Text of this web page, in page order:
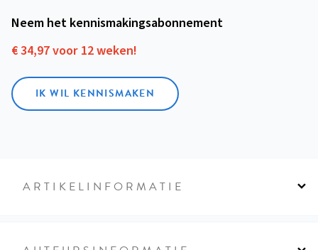
Neem het kennismakings­abonnement
€ 34,97 voor 12 weken!
IK WIL KENNISMAKEN
ARTIKELINFORMATIE